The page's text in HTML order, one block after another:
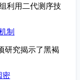
利用二代测序技
制
研究揭示了黑褐
密